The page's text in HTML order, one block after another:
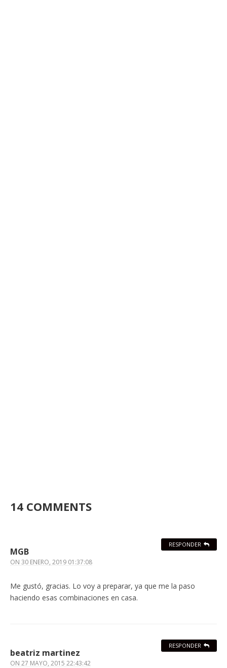
14 COMMENTS
MGB
ON 30 ENERO, 2019 01:37:08
Me gustó, gracias. Lo voy a preparar, ya que me la paso
haciendo esas combinaciones en casa.
RESPONDER
beatriz martinez
ON 27 MAYO, 2015 22:43:42
RESPONDER